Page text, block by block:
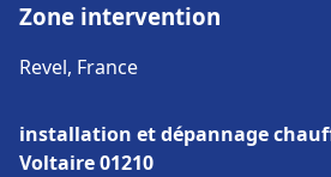
Zone intervention
Revel, France
installation et dépannage
Voltaire 01210